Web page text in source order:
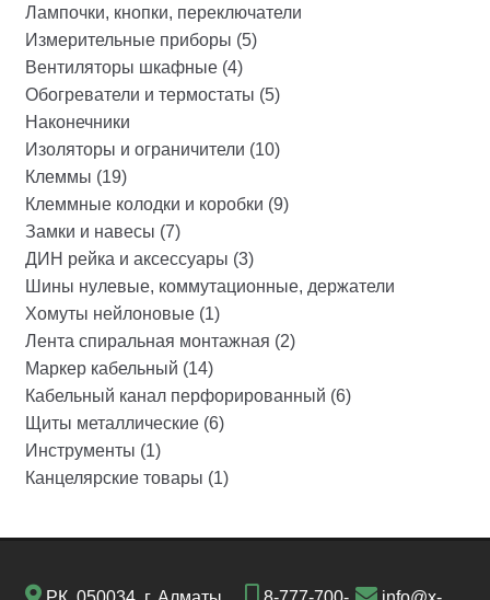
Лампочки, кнопки, переключатели
Измерительные приборы (5)
Вентиляторы шкафные (4)
Обогреватели и термостаты (5)
Наконечники
Изоляторы и ограничители (10)
Клеммы (19)
Клеммные колодки и коробки (9)
Замки и навесы (7)
ДИН рейка и аксессуары (3)
Шины нулевые, коммутационные, держатели
Хомуты нейлоновые (1)
Лента спиральная монтажная (2)
Маркер кабельный (14)
Кабельный канал перфорированный (6)
Щиты металлические (6)
Инструменты (1)
Канцелярские товары (1)